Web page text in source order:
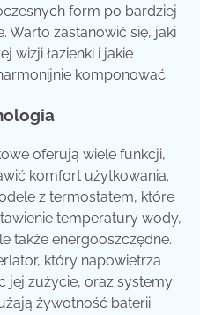
form po bardziej
Warto zastanowić się, jaki
wizji łazienki i jakie
komponować.
oferują wiele funkcji,
komfort użytkowania.
z termostatem, które
temperatury wody,
także energooszczędne.
który napowietrza
jej zużycie, oraz systemy
żywotność baterii.